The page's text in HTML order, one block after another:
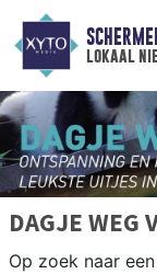
lokaal
DAGJE WEG
Op zoek naar